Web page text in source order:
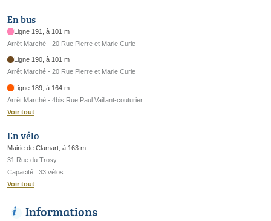
En bus
Ligne 191, à 101 m
Arrêt Marché - 20 Rue Pierre et Marie Curie
Ligne 190, à 101 m
Arrêt Marché - 20 Rue Pierre et Marie Curie
Ligne 189, à 164 m
Arrêt Marché - 4bis Rue Paul Vaillant-couturier
Voir tout
En vélo
Mairie de Clamart, à 163 m
31 Rue du Trosy
Capacité : 33 vélos
Voir tout
Informations